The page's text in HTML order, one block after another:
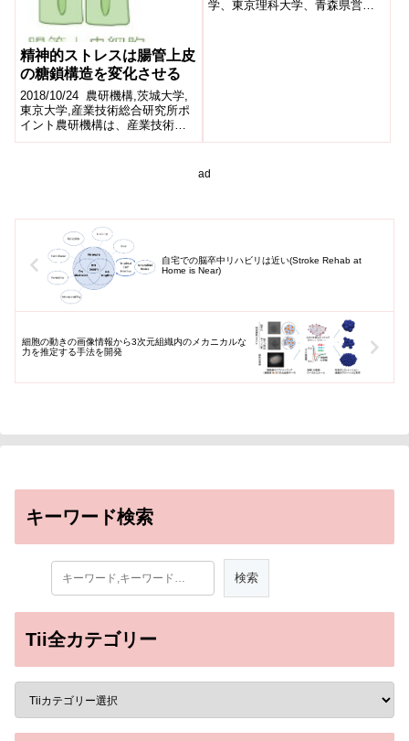
精神的ストレスは腸管上皮
の糖鎖構造を変化させる
2018/10/24 農研機構,茨城大学,
東京大学,産業技術総合研究所ポ
イント農研機構は、産業技術総
合研究所・茨城大学・東京大学
学、東京理科大学、青森県営浅
ad
自宅での脳卒中リハビリは近い(Stroke Rehab at
Home is Near)
細胞の動きの画像情報から3次元組織内のメカニカルな
力を推定する手法を開発
キーワード検索
Tii全カテゴリー